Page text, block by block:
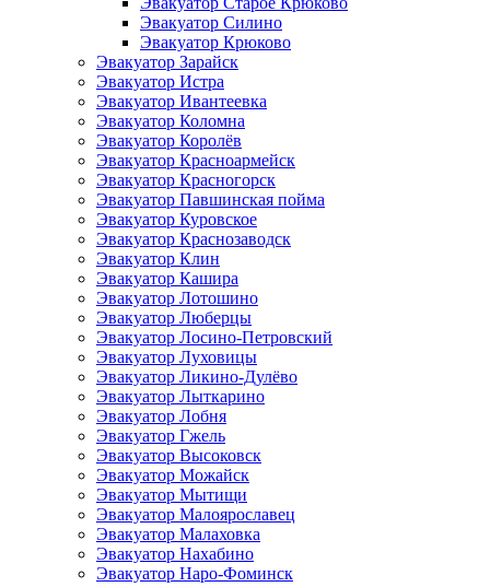
Эвакуатор Силино
Эвакуатор Крюково
Эвакуатор Зарайск
Эвакуатор Истра
Эвакуатор Ивантеевка
Эвакуатор Коломна
Эвакуатор Королёв
Эвакуатор Красноармейск
Эвакуатор Красногорск
Эвакуатор Павшинская пойма
Эвакуатор Куровское
Эвакуатор Краснозаводск
Эвакуатор Клин
Эвакуатор Кашира
Эвакуатор Лотошино
Эвакуатор Люберцы
Эвакуатор Лосино-Петровский
Эвакуатор Луховицы
Эвакуатор Ликино-Дулёво
Эвакуатор Лыткарино
Эвакуатор Лобня
Эвакуатор Гжель
Эвакуатор Высоковск
Эвакуатор Можайск
Эвакуатор Мытищи
Эвакуатор Малоярославец
Эвакуатор Малаховка
Эвакуатор Нахабино
Эвакуатор Наро-Фоминск